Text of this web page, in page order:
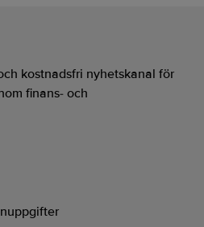
kostnadsfri nyhetskanal för
finans- och